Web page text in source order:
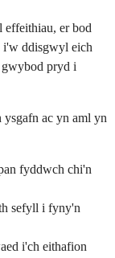
effeithiau, er bod
i'w ddisgwyl eich
pryd i
ac yn aml yn
fyddwch chi'n
sefyll i fyny'n
i'ch eithafion